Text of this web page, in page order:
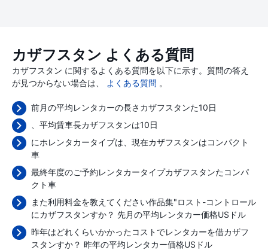
カザフスタン よくある質問
カザフスタン に関するよくある質問を以下に示す。質問の答え
が見つからない場合は、
よくある質問 。
前月の平均レンタカーの長さカザフスタンた10日
、平均賃車長カザフスタンは10日
にホレンタカータイプは、現在カザフスタンはコンパクト
車
最終年度のご予約レンタカータイプカザフスタンたコンパ
クト車
また利用料金を教えてください作品集"ロスト-コントロール
にカザフスタンすか？ 先月の平均レンタカー価格USドル
昨年はどれくらいかかったコストでレンタカーを借カザフ
スタンすか？ 昨年の平均レンタカー価格USドル